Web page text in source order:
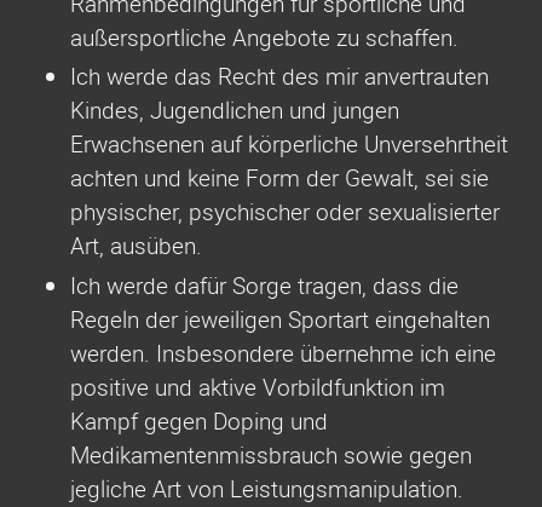
außersportliche Angebote zu schaffen.
Ich werde das Recht des mir anvertrauten
Kindes, Jugendlichen und jungen
Erwachsenen auf körperliche Unversehrtheit
achten und keine Form der Gewalt, sei sie
physischer, psychischer oder sexualisierter
Art, ausüben.
Ich werde dafür Sorge tragen, dass die
Regeln der jeweiligen Sportart eingehalten
werden. Insbesondere übernehme ich eine
positive und aktive Vorbildfunktion im
Kampf gegen Doping und
Medikamentenmissbrauch sowie gegen
jegliche Art von Leistungsmanipulation.